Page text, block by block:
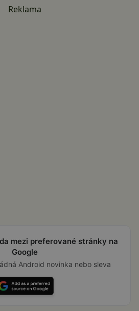
Reklama
mezi preferované stránky na
Google
Android novinka nebo sleva